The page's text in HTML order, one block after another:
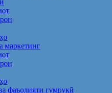
маркетинг
фаъолияти гумрукӣ